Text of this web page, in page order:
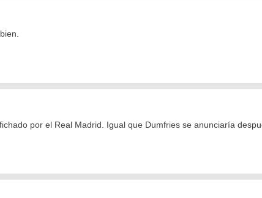
por el Real Madrid. Igual que Dumfries se anunciaría